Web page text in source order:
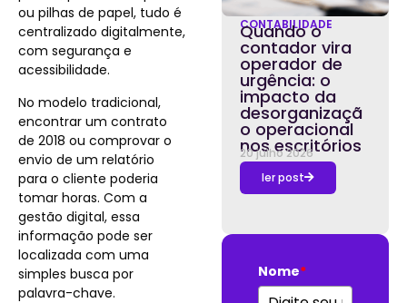
ou pilhas de papel, tudo é
centralizado digitalmente,
com segurança e
acessibilidade.
No modelo tradicional,
encontrar um contrato
de 2018 ou comprovar o
envio de um relatório
para o cliente poderia
tomar horas. Com a
gestão digital, essa
informação pode ser
localizada com uma
simples busca por
palavra-chave.
CONTABILIDADE
Quando o
contador vira
operador de
urgência: o
impacto da
desorganizaçã
o operacional
nos escritórios
20 julho 2026
ler post
Nome*